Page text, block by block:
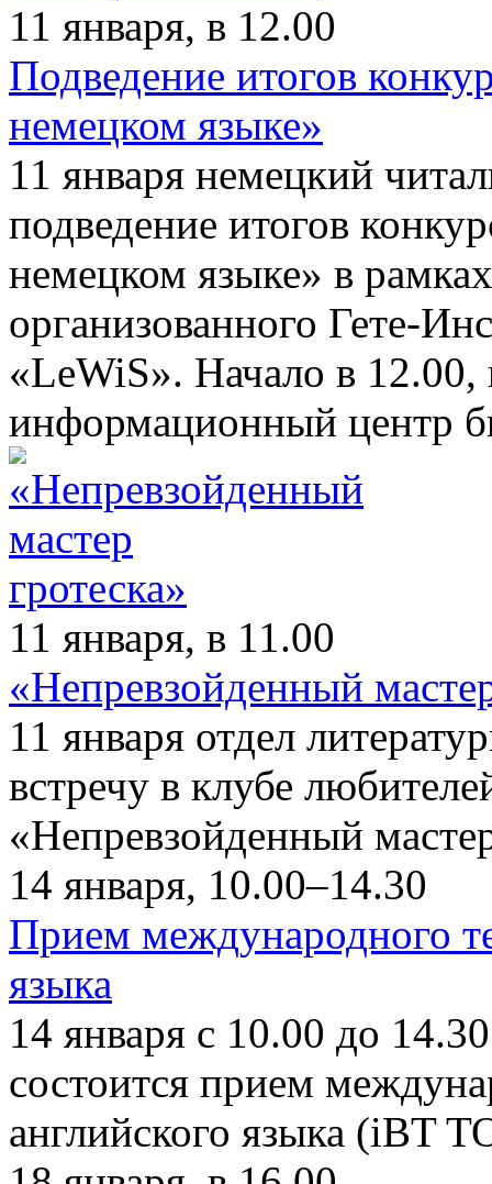
11 января, в 12.00
Подведение итогов
немецком языке»
11 января немецкий
подведение итогов
немецком языке» в
организованного Гете-
«LeWiS». Начало в 12.00,
информационный центр
11 января, в 11.00
«Непревзойденный
11 января отдел
встречу в клубе
«Непревзойденный
14 января, 10.00–14.30
Прием международного
языка
14 января с 10.00 до
состоится прием
английского языка (iBT